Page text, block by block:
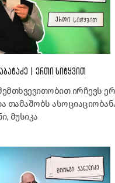
| ᲔᲠᲗᲘ ᲡᲘᲢᲧᲕᲘᲗ
ირჩევს
თამაშობს
მუსიკა